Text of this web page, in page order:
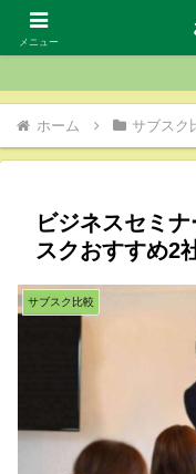
ホーム サブスク
ビジネスセミ
スクおすすめ2
サブスク比較
メニュー